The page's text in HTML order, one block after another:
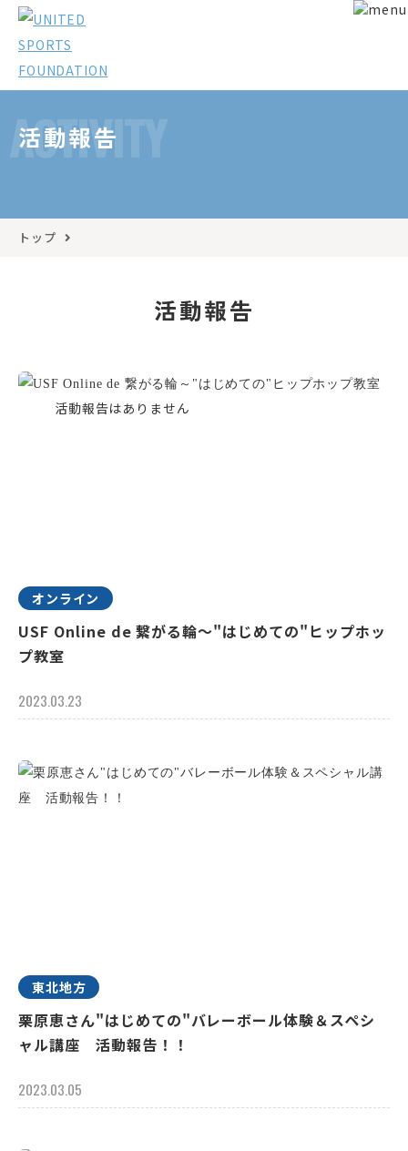
ACTIVITY
活動報告
トップ
活動報告
オンライン
USF Online de 繋がる輪～"はじめての"ヒップホッ
プ教室
2023.03.23
東北地方
栗原恵さん"はじめての"バレーボール体験＆スペシ
ャル講座 活動報告！！
2023.03.05